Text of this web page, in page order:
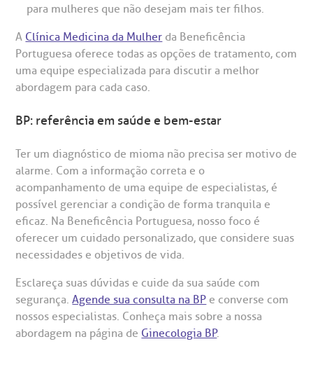
para mulheres que não desejam mais ter filhos.
A Clínica Medicina da Mulher da Beneficência
Portuguesa oferece todas as opções de tratamento, com
uma equipe especializada para discutir a melhor
abordagem para cada caso.
BP: referência em saúde e bem-estar
Ter um diagnóstico de mioma não precisa ser motivo de
alarme. Com a informação correta e o
acompanhamento de uma equipe de especialistas, é
possível gerenciar a condição de forma tranquila e
eficaz. Na Beneficência Portuguesa, nosso foco é
oferecer um cuidado personalizado, que considere suas
necessidades e objetivos de vida.
Esclareça suas dúvidas e cuide da sua saúde com
segurança.Agende sua consulta na BP e converse com
nossos especialistas. Conheça mais sobre a nossa
abordagem na página de Ginecologia BP.